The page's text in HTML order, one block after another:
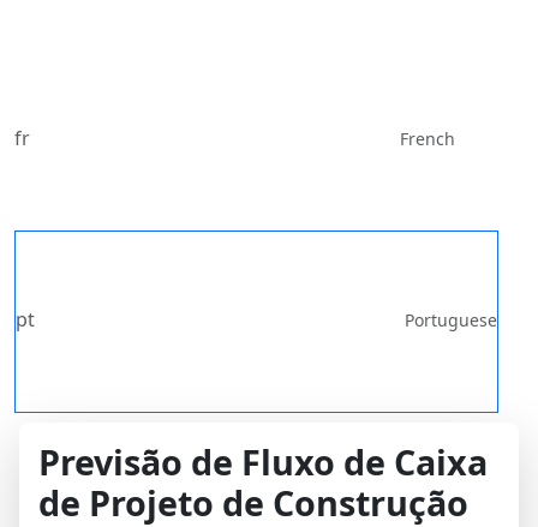
fr French
pt Portuguese
Previsão de Fluxo de Caixa
de Projeto de Construção